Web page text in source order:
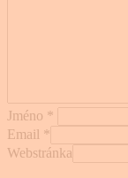
Jméno *
Email *
Webstránka